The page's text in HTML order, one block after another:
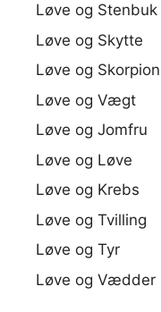
Løve og Stenbuk
Løve og Skytte
Løve og Skorpion
Løve og Vægt
Løve og Jomfru
Løve og Løve
Løve og Krebs
Løve og Tvilling
Løve og Tyr
Løve og Vædder